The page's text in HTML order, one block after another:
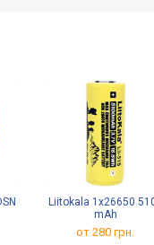
Liitokala 1x26650
mAh
от 280 грн.